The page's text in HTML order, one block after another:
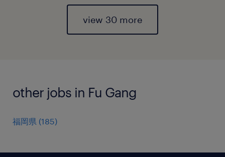
view 30 more
other jobs in Fu Gang
福岡県 (185)